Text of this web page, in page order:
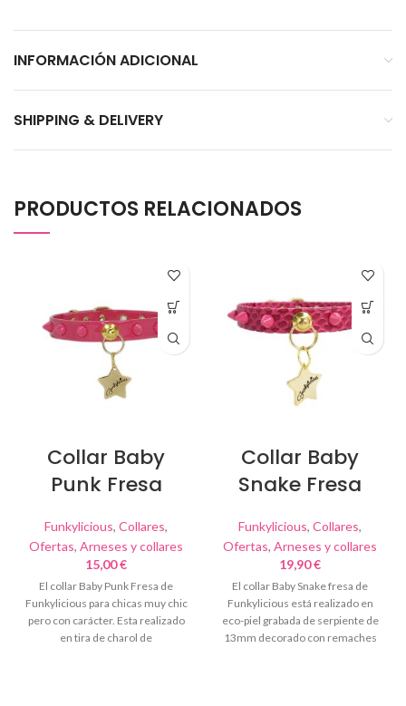
INFORMACIÓN ADICIONAL
SHIPPING & DELIVERY
PRODUCTOS RELACIONADOS
Collar Baby
Punk Fresa
Funkylicious, Collares,
Ofertas, Arneses y collares
15,00€
El collar Baby Punk Fresa de
Funkylicious para chicas muy chic
pero con carácter. Esta realizado
en tira de charol de
Collar Baby
Snake Fresa
Funkylicious, Collares,
Ofertas, Arneses y collares
19,90€
El collar Baby Snake fresa de
Funkylicious está realizado en
eco-piel grabada de serpiente de
13mm decorado con remaches